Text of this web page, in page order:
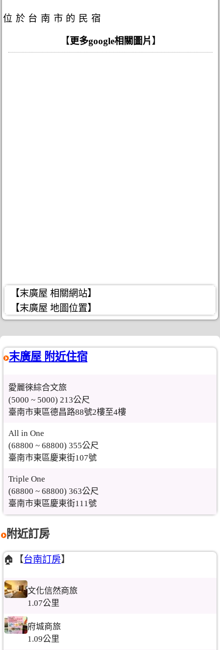
位於台南市的民宿
【 更多google相關圖片 】
【末廣屋 相關網站】
【末廣屋 地圖位置】
末廣屋 附近住宿
愛麗徠綜合文旅
(5000 ~ 5000) 213公尺
臺南市東區德昌路88號2樓至4樓
All in One
(68800 ~ 68800) 355公尺
臺南市東區慶東街107號
Triple One
(68800 ~ 68800) 363公尺
臺南市東區慶東街111號
附近訂房
🏠【台南訂房】
文化信然商旅
1.07公里
府城商旅
1.09公里